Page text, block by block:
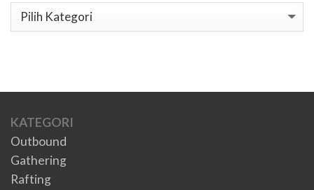
Kategori
KATEGORI
Outbound
Gathering
Rafting